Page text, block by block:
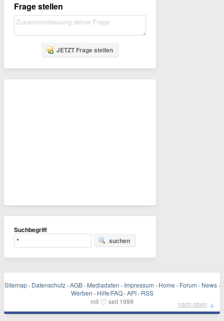
Frage stellen
JETZT Frage stellen
Suchbegriff
suchen
Sitemap · Datenschutz · AGB · Mediadaten · Impressum · Home · Forum · News ·
Werben · Hilfe/FAQ · API · RSS
mit ♡ seit 1999 nach oben ▲